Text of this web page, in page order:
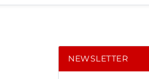
NEWSLETTER